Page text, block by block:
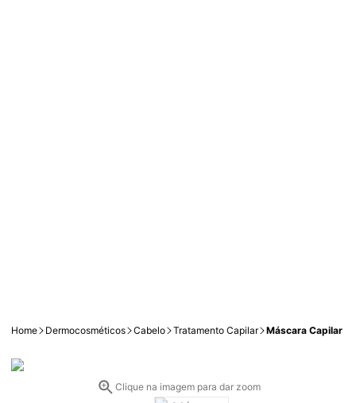
Home Dermocosméticos Cabelo Tratamento Capilar Máscara Capilar
Clique na imagem para dar zoom